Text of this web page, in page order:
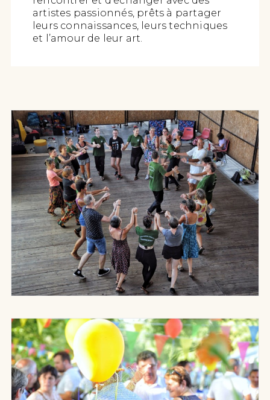
artistes passionnés, prêts à partager
leurs connaissances, leurs techniques
et l’amour de leur art.